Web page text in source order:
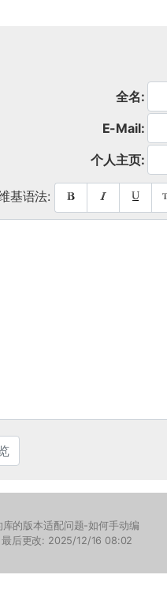
全名:
E-Mail:
个人主页:
基语法:
的版本适配问题-如何手动编
最后更改: 2025/12/16 08:02